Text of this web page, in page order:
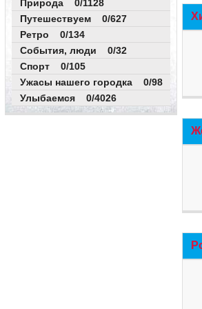
Природа 0/1128
Путешествуем 0/627
Ретро 0/134
События, люди 0/32
Спорт 0/105
Ужасы нашего городка 0/98
Улыбаемся 0/4026